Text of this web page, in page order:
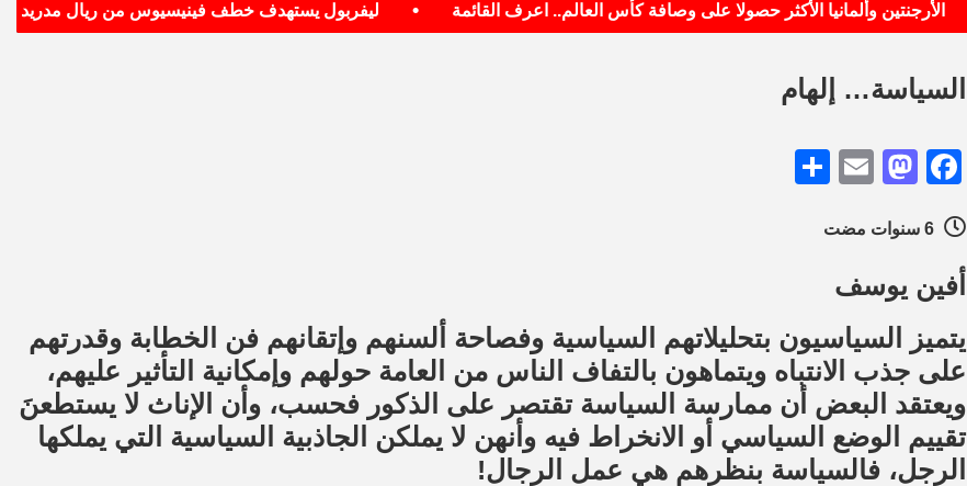
الأرجنتين وألمانيا الأكثر حصولا على وصافة كأس العالم.. اعرف القائمة ليفربول يستهدف خطف فينيسيوس من ريال مدريد
السياسة… إلهام
Facebook
Mastodon
Email
أفين يوسف
يتميز السياسيون بتحليلاتهم السياسية وفصاحة ألسنهم وإتقانهم فن الخطابة وقدرتهم
على جذب الانتباه ويتماهون بالتفاف الناس من العامة حولهم وإمكانية التأثير عليهم،
ويعتقد البعض أن ممارسة السياسة تقتصر على الذكور فحسب، وأن الإناث لا يستطعنَ
تقييم الوضع السياسي أو الانخراط فيه وأنهن لا يملكن الجاذبية السياسية التي يملكها
الرجل، فالسياسة بنظرهم هي عمل الرجال!